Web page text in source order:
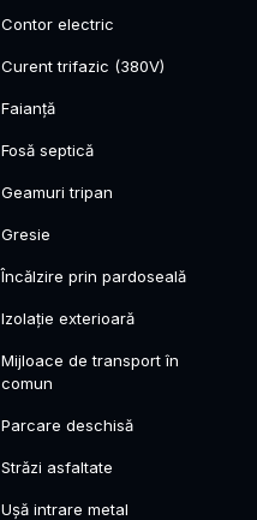
Contor electric
Curent trifazic (380V)
Faianță
Fosă septică
Geamuri tripan
Gresie
Încălzire prin pardoseală
Izolație exterioară
Mijloace de transport în
comun
Parcare deschisă
Străzi asfaltate
Ușă intrare metal